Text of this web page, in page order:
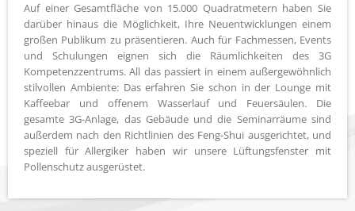
Auf einer Gesamtfläche von 15.000 Quadratmetern haben Sie
darüber hinaus die Möglichkeit, Ihre Neuentwicklungen einem
großen Publikum zu präsentieren. Auch für Fachmessen, Events
und Schulungen eignen sich die Räumlichkeiten des 3G
Kompetenzzentrums. All das passiert in einem außergewöhnlich
stilvollen Ambiente: Das erfahren Sie schon in der Lounge mit
Kaffeebar und offenem Wasserlauf und Feuersäulen. Die
gesamte 3G-Anlage, das Gebäude und die Seminarräume sind
außerdem nach den Richtlinien des Feng-Shui ausgerichtet, und
speziell für Allergiker haben wir unsere Lüftungsfenster mit
Pollenschutz ausgerüstet.